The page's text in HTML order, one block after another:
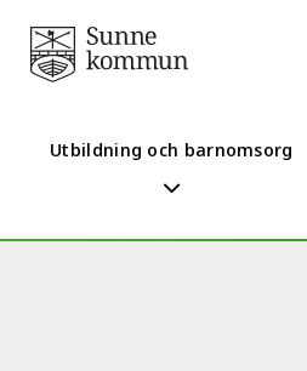
Utbildning och barnomsorg